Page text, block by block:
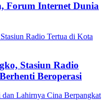
Forum Internet Dunia
Stasiun Radio
Beroperasi